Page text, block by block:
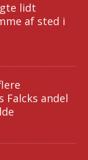
lidt
af sted i
Falcks andel